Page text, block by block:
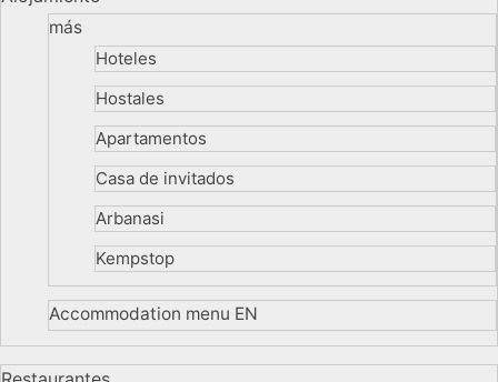
más
Hoteles
Hostales
Apartamentos
Casa de invitados
Arbanasi
Kempstop
Accommodation menu EN